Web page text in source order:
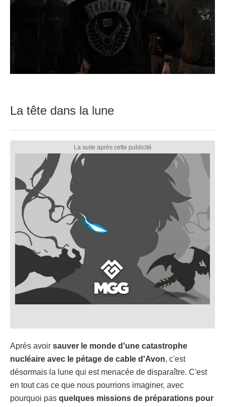
La tête dans la lune
Après avoir sauver le monde d'une catastrophe
nucléaire avec le pétage de cable d'Avon, c'est
désormais la lune qui est menacée de disparaître. C'est
en tout cas ce que nous pourrions imaginer, avec
pourquoi pas quelques missions de préparations pour